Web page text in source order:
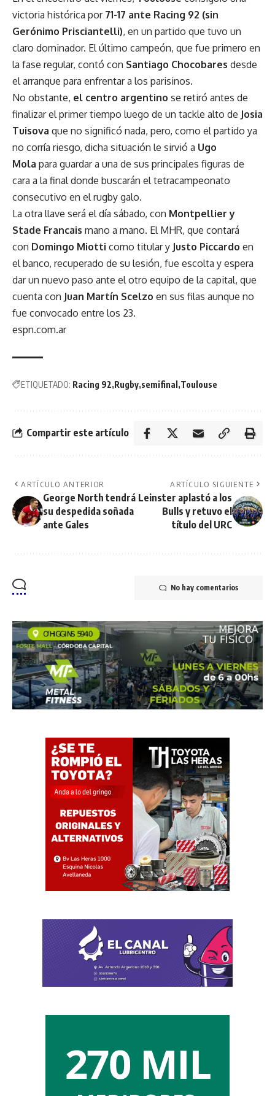
victoria histórica por71-17 ante Racing 92 (sin
Gerónimo Prisciantelli), en un partido que tuvo un
claro dominador. El último campeón, que fue primero en
la fase regular, contó con Santiago Chocobares desde
el arranque para enfrentar a los parisinos.
No obstante, el centro argentino se retiró antes de
finalizar el primer tiempo luego de un tackle alto de Josia
Tuisova que no significó nada, pero, como el partido ya
no corría riesgo, dicha situación le sirvió a Ugo
Mola para guardar a una de sus principales figuras de
cara a la final donde buscarán el tetracampeonato
consecutivo en el rugby galo.
La otra llave será el día sábado, con Montpellier y
Stade Francais mano a mano. El MHR, que contará
con Domingo Miotti como titular y Justo Piccardo en
el banco, recuperado de su lesión, fue escolta y espera
dar un nuevo paso ante el otro equipo de la capital, que
cuenta con Juan Martín Scelzo en sus filas aunque no
fue convocado entre los 23.
espn.com.ar
ETIQUETADO: Racing 92 Rugby semifinal Toulouse
Compartir este artículo
ARTÍCULO ANTERIOR
George North tendrá
su despedida soñada
ante Gales
ARTÍCULO SIGUIENTE
Leinster aplastó a los
Bulls y retuvo el
título del URC
No hay comentarios